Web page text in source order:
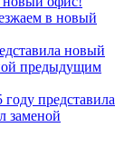
в новый
представила
заменой